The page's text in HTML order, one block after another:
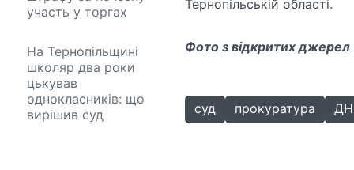
участь у торгах
На Тернопільщині
школяр два роки
цькував
однокласників: що
вирішив суд
Тернопільській області.
Фото з відкритих джерел
суд прокуратура